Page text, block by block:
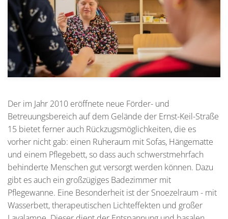
Der im Jahr 2010 eröffnete neue Förder- und
Betreuungsbereich auf dem Gelände der Ernst-Keil-Straße
15 bietet ferner auch Rückzugsmöglichkeiten, die es
vorher nicht gab: einen Ruheraum mit Sofas, Hängematte
und einem Pflegebett, so dass auch schwerstmehrfach
behinderte Menschen gut versorgt werden können. Dazu
gibt es auch ein großzügiges Badezimmer mit
Pflegewanne. Eine Besonderheit ist der Snoezelraum - mit
Wasserbett, therapeutischen Lichteffekten und großer